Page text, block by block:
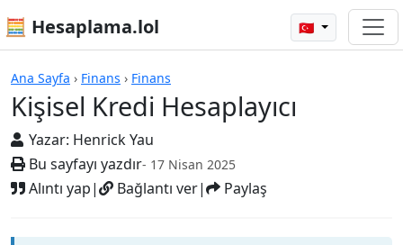
🧮 Hesaplama.lol 🇹🇷
Ana Sayfa › Finans › Finans
Kişisel Kredi Hesaplayıcı
Yazar: Henrick Yau
Bu sayfayı yazdır- 17 Nisan 2025
Alıntı yap| Bağlantı ver| Paylaş
Hesap Makineleri